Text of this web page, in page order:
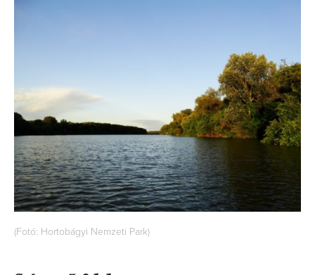
(Fotó: Hortobágyi Nemzeti Park)